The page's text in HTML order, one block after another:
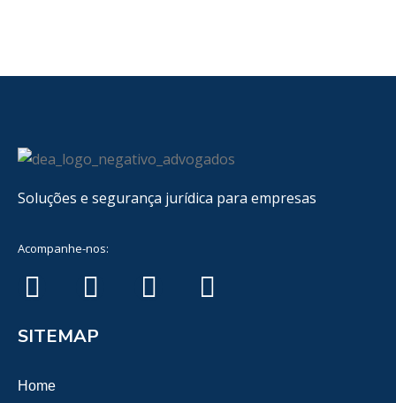
Soluções e segurança jurídica para empresas
Acompanhe-nos:
SITEMAP
Home